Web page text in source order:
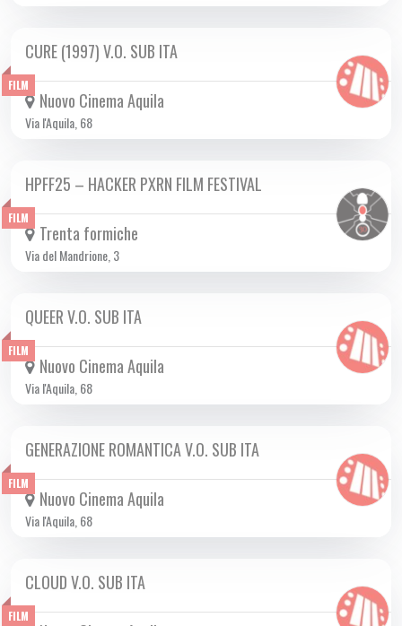
FILM
DA GIO 03/04 A MER 30/04 2025
CURE (1997) V.O. SUB ITA
Nuovo Cinema Aquila
Via l'Aquila, 68
FILM
DA MER 09/04 A MER 30/04 2025
HPFF25 – HACKER PXRN FILM FESTIVAL
Trenta formiche
Via del Mandrione, 3
FILM
DA SAB 29/03 A DOM 25/05 2025
QUEER V.O. SUB ITA
Nuovo Cinema Aquila
Via l'Aquila, 68
FILM
DA GIO 17/04 A MER 21/05 2025
GENERAZIONE ROMANTICA V.O. SUB ITA
Nuovo Cinema Aquila
Via l'Aquila, 68
FILM
DA GIO 17/04 A MER 07/05 2025
CLOUD V.O. SUB ITA